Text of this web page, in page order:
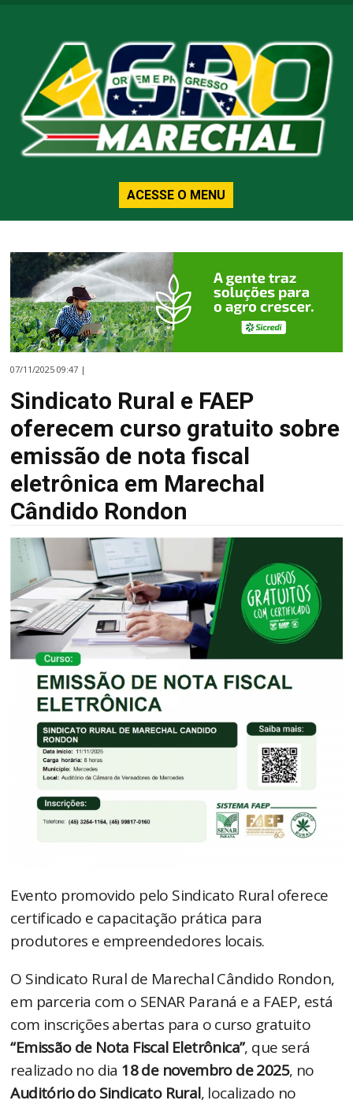
ACESSE O MENU
07/11/2025 09:47 |
Sindicato Rural e FAEP
oferecem curso gratuito sobre
emissão de nota fiscal
eletrônica em Marechal
Cândido Rondon
Evento promovido pelo Sindicato Rural oferece
certificado e capacitação prática para
produtores e empreendedores locais.
O Sindicato Rural de Marechal Cândido Rondon,
em parceria com o SENAR Paraná e a FAEP, está
com inscrições abertas para o curso gratuito
“Emissão de Nota Fiscal Eletrônica”, que será
realizado no dia 18 de novembro de 2025, no
Auditório do Sindicato Rural, localizado no